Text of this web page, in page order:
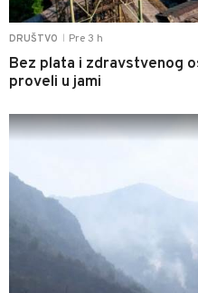
DRUŠTVO Pre 3 h
Bez plata i zdravstvenog
proveli u jami